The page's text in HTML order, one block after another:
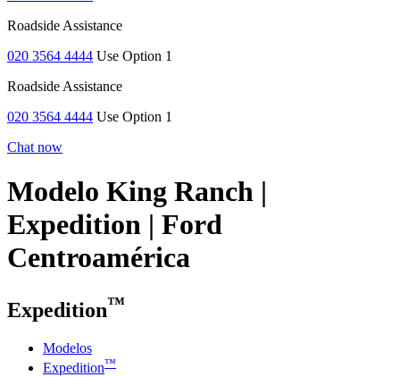
Roadside Assistance
020 3564 4444 Use Option 1
Roadside Assistance
020 3564 4444 Use Option 1
Chat now
Modelo King Ranch |
Expedition | Ford
Centroamérica
Expedition™
Modelos
Expedition™